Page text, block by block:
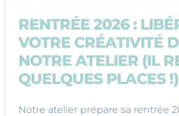
RENTRÉE 2026 :
VOTRE CRÉATIVITÉ
NOTRE ATELIER (IL
QUELQUES PLACES !)
Notre atelier prépare sa rentrée